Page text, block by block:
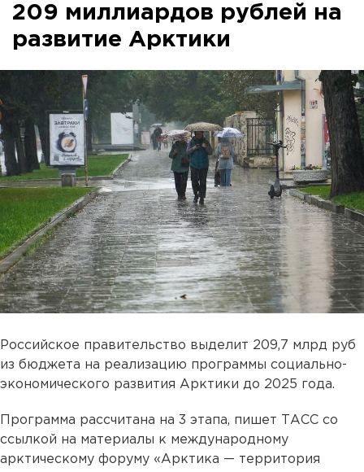
209 миллиардов рублей на
развитие Арктики
Российское правительство выделит 209,7 млрд руб
из бюджета на реализацию программы социально-
экономического развития Арктики до 2025 года.
Программа рассчитана на 3 этапа, пишет ТАСС со
ссылкой на материалы к международному
арктическому форуму «Арктика — территория